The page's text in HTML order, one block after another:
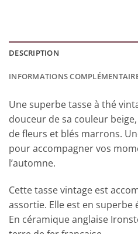
DESCRIPTION
INFORMATIONS
Une superbe tasse à thé
douceur de sa couleur
de fleurs et blés marrons.
pour accompagner vos
l’automne.
Cette tasse vintage est
assortie. Elle est en superbe
En céramique anglaise